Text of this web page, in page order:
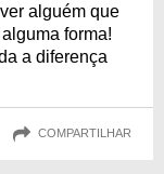
alguém que
forma!
a diferença
COMPARTILHAR